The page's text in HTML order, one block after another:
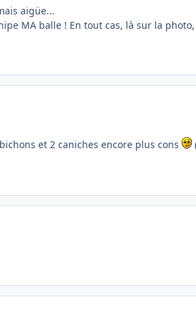
aigüe...
MA balle ! En tout cas, là sur la
et 2 caniches encore plus cons